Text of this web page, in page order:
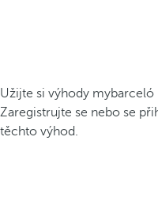
Užijte si výhody mybarceló
Zaregistrujte se nebo se
těchto výhod.